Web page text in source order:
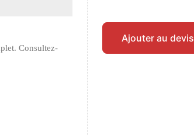
Consultez-
Ajouter au devis